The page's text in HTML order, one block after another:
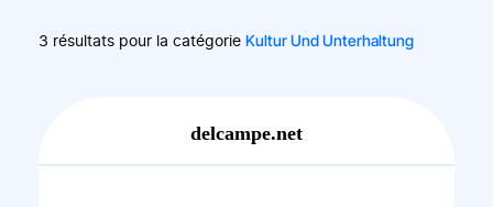
3 résultats pour la catégorie Kultur Und Unterhaltung
delcampe.net